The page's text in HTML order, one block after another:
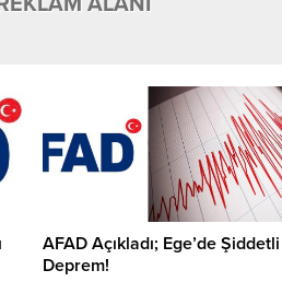
AFAD Açıkladı; Ege’de Şiddetli
Deprem!